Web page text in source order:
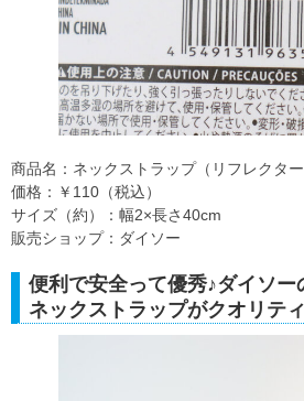
商品名：ネックストラップ（リフレクター
価格：￥110（税込）
サイズ（約）：幅2×長さ40cm
販売ショップ：ダイソー
便利で安全って優秀♪ダイソー
ネックストラップがクオリテ